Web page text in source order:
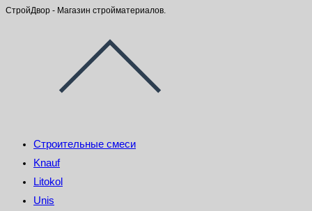
СтройДвор - Магазин стройматериалов.
Строительные смеси
Knauf
Litokol
Unis